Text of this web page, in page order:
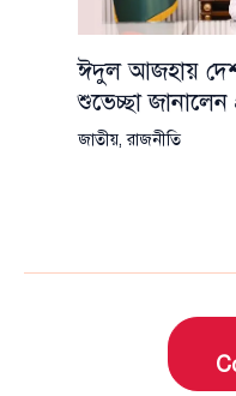
ঈদুল আজহায়
শুভেচ্ছা জানালেন
জাতীয়,রাজনীতি